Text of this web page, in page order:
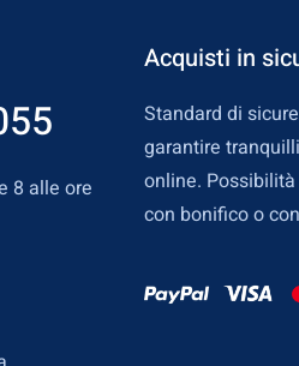
8 alle ore
Acquisti in
Standard di
garantire
online.
con bonifico o